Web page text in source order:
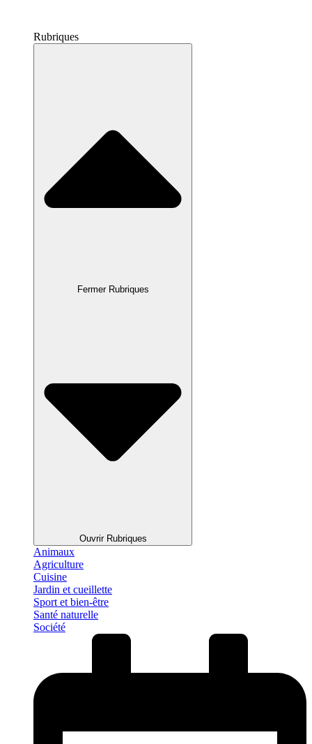
Rubriques
Fermer Rubriques
Ouvrir Rubriques
Animaux
Agriculture
Cuisine
Jardin et cueillette
Sport et bien-être
Santé naturelle
Société